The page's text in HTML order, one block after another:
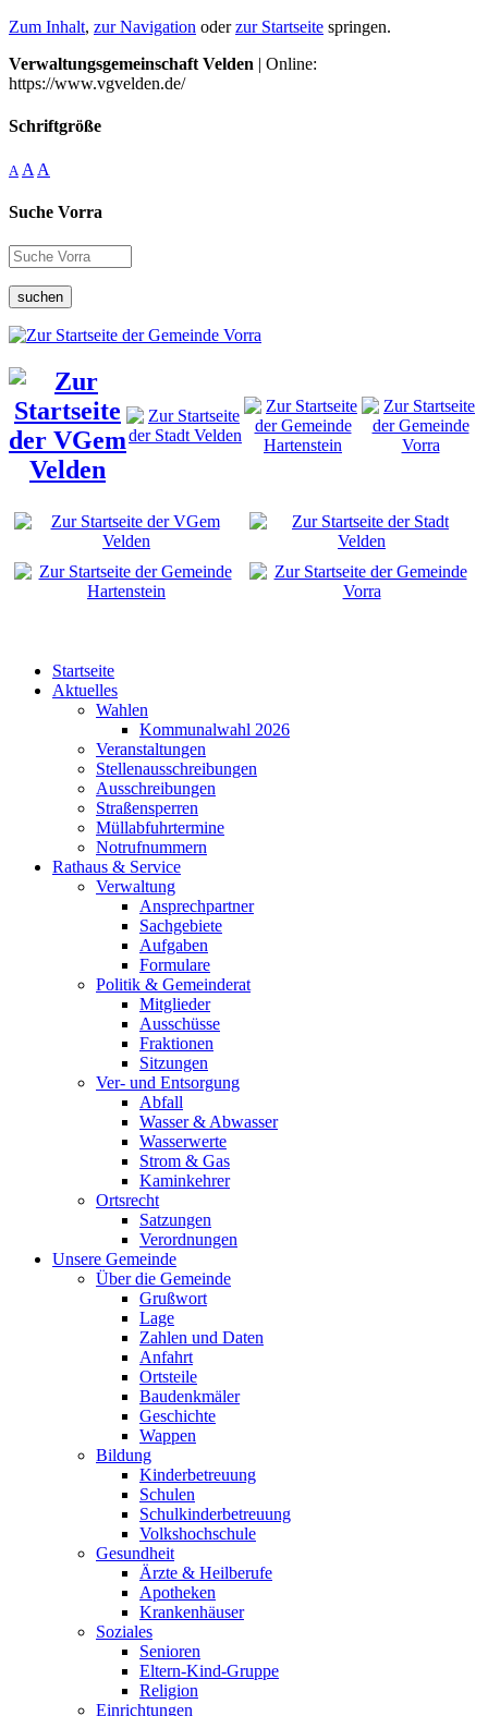
Zum Inhalt, zur Navigation oderzur Startseite springen.
Verwaltungsgemeinschaft Velden | Online:
https://www.vgvelden.de/
Schriftgröße
A A A
Suche Vorra
suchen
Startseite
Aktuelles
Wahlen
Kommunalwahl 2026
Veranstaltungen
Stellenausschreibungen
Ausschreibungen
Straßensperren
Müllabfuhrtermine
Notrufnummern
Rathaus & Service
Verwaltung
Ansprechpartner
Sachgebiete
Aufgaben
Formulare
Politik & Gemeinderat
Mitglieder
Ausschüsse
Fraktionen
Sitzungen
Ver- und Entsorgung
Abfall
Wasser & Abwasser
Wasserwerte
Strom & Gas
Kaminkehrer
Ortsrecht
Satzungen
Verordnungen
Unsere Gemeinde
Über die Gemeinde
Grußwort
Lage
Zahlen und Daten
Anfahrt
Ortsteile
Baudenkmäler
Geschichte
Wappen
Bildung
Kinderbetreuung
Schulen
Schulkinderbetreuung
Volkshochschule
Gesundheit
Ärzte & Heilberufe
Apotheken
Krankenhäuser
Soziales
Senioren
Eltern-Kind-Gruppe
Religion
Einrichtungen